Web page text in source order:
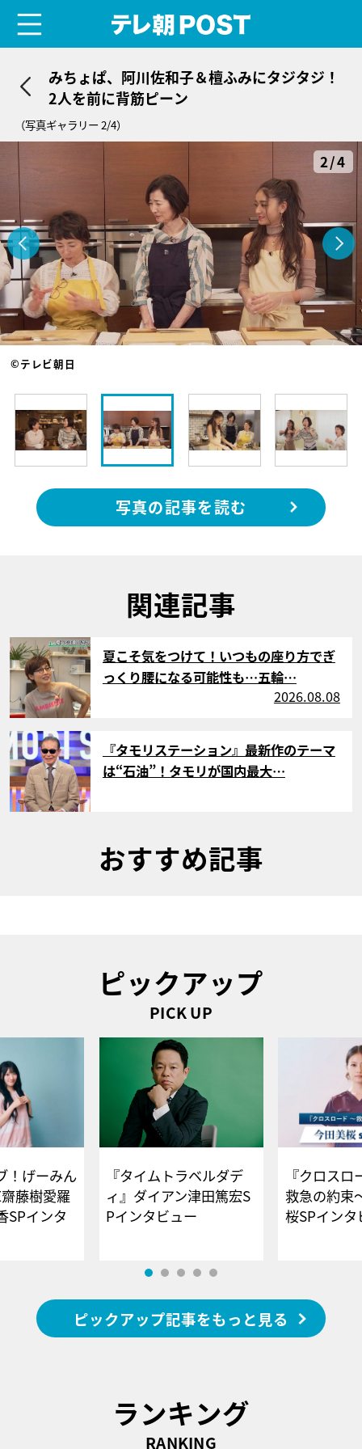
みちょぱ、阿川佐和子＆檀ふみにタジタジ！
2人を前に背筋ピーン
（写真ギャラリー 2/4）
2/4
©テレビ朝日
写真の記事を読む
関連記事
サムネイル
夏こそ気をつけて！いつもの座り方でぎ
っくり腰になる可能性も…五輪…
2026.08.08
サムネイル
『タモリステーション』最新作のテーマ
は“石油”！タモリが国内最大…
おすすめ記事
ピックアップ
PICK UP
！げーみん
藤樹愛羅
SPインタ
『タイムトラベルダデ
ィ』ダイアン津田篤宏S
Pインタビュー
『クロス
救急の約束
桜SPイ
ピックアップ記事をもっと見る
ランキング
RANKING